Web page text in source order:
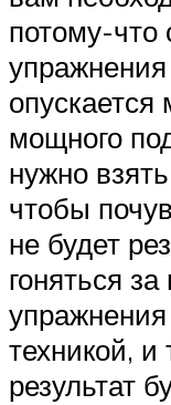
потому-что
упражнения
мощного
нужно
чтобы
не будет
гоняться
техникой,
результат